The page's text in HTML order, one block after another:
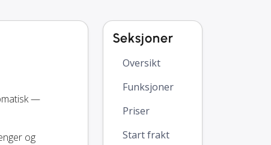
—
og
Seksjoner
Oversikt
Funksjoner
Priser
Start frakt